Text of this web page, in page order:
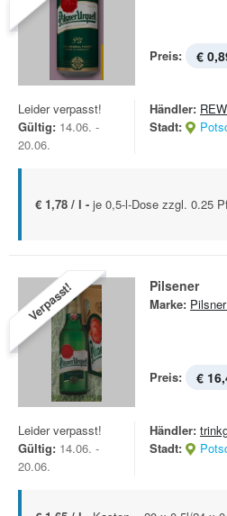
Preis: €
Leider verpasst!
Gültig: 14.06. -
20.06.
Händler:
Stadt:
€ 1,78 / l - je 0,5-l-Dose zzgl. 0.25
Verpasst! Pilsener
Marke:
Preis: €
Leider verpasst!
Gültig: 14.06. -
20.06.
Händler:
Stadt: